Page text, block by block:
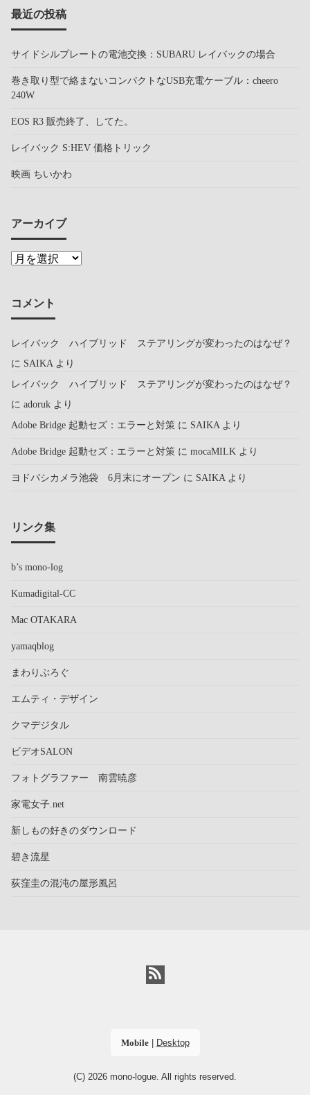
最近の投稿
サイドシルプレートの電池交換：SUBARU レイバックの場合
巻き取り型で絡まないコンパクトなUSB充電ケーブル：cheero
240W
EOS R3 販売終了、してた。
レイバック S:HEV 価格トリック
映画 ちいかわ
アーカイブ
コメント
レイバック ハイブリッド ステアリングが変わったのはなぜ？
に SAIKA より
レイバック ハイブリッド ステアリングが変わったのはなぜ？
に adoruk より
Adobe Bridge 起動セズ：エラーと対策 に SAIKA より
Adobe Bridge 起動セズ：エラーと対策 に mocaMILK より
ヨドバシカメラ池袋 6月末にオープン に SAIKA より
リンク集
b’s mono-log
Kumadigital-CC
Mac OTAKARA
yamaqblog
まわりぶろぐ
エムティ・デザイン
クマデジタル
ビデオSALON
フォトグラファー 南雲暁彦
家電女子.net
新しもの好きのダウンロード
碧き流星
荻窪圭の混沌の屋形風呂
Mobile| Desktop
(C) 2026 mono-logue . All rights reserved.